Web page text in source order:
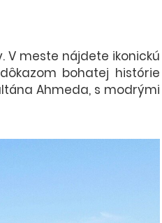
V meste nájdete ikonickú
bohatej histórie
Ahmeda, s modrými